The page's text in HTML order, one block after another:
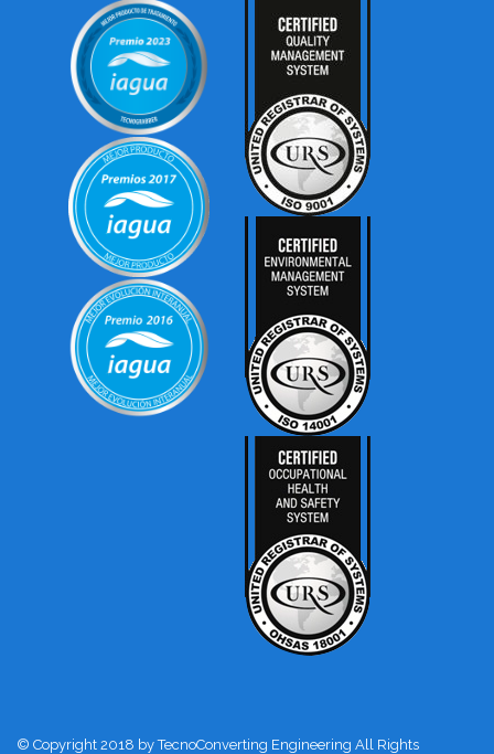
© Copyright 2018 by TecnoConverting Engineering All Rights